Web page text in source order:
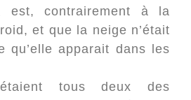
est, contrairement à la
et que la neige n’était
qu’elle apparait dans les
tous deux des